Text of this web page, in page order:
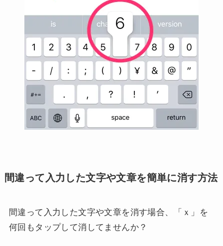
間違って入力した文字や文章を簡単に消す方法
間違って入力した文字や文章を消す場合、「ｘ」を
何回もタップして消してませんか？